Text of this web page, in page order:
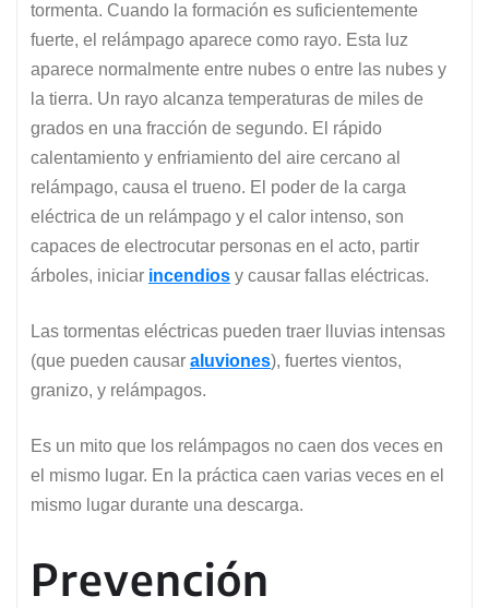
tormenta. Cuando la formación es suficientemente
fuerte, el relámpago aparece como rayo. Esta luz
aparece normalmente entre nubes o entre las nubes y
la tierra. Un rayo alcanza temperaturas de miles de
grados en una fracción de segundo. El rápido
calentamiento y enfriamiento del aire cercano al
relámpago, causa el trueno. El poder de la carga
eléctrica de un relámpago y el calor intenso, son
capaces de electrocutar personas en el acto, partir
árboles, iniciar incendios y causar fallas eléctricas.
Las tormentas eléctricas pueden traer lluvias intensas
(que pueden causar aluviones), fuertes vientos,
granizo, y relámpagos.
Es un mito que los relámpagos no caen dos veces en
el mismo lugar. En la práctica caen varias veces en el
mismo lugar durante una descarga.
Prevención